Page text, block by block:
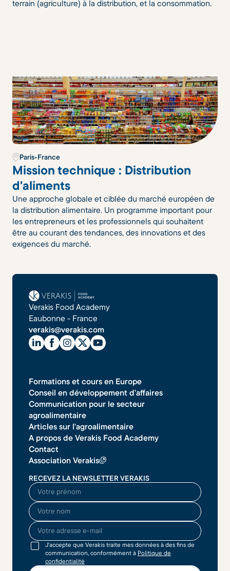
terrain (agriculture) à la distribution, et la consommation.
Paris•France
Mission technique : Distribution
d'aliments
Une approche globale et ciblée du marché européen de
la distribution alimentaire. Un programme important pour
les entrepreneurs et les professionnels qui souhaitent
être au courant des tendances, des innovations et des
exigences du marché.
Verakis Food Academy
Eaubonne - France
verakis@verakis.com
Formations et cours en Europe
Conseil en développement d'affaires
Communication pour le secteur
agroalimentaire
Articles sur l'agroalimentaire
A propos de Verakis Food Academy
Contact
Association Verakis
RECEVEZ LA NEWSLETTER VERAKIS
O seu nome
O seu sobrenome
O seu endereço de email
J'accepte que Verakis traite mes données à des fins de
communication, conformément à Politique de
confidentialité